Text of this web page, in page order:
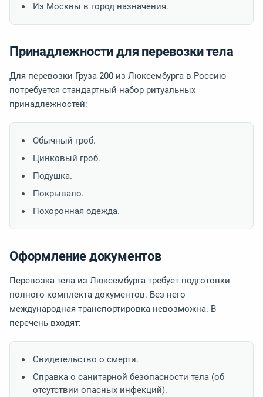
Из Москвы в город назначения.
Принадлежности для перевозки тела
Для перевозки Груза 200 из Люксембурга в Россию
потребуется стандартный набор ритуальных
принадлежностей:
Обычный гроб.
Цинковый гроб.
Подушка.
Покрывало.
Похоронная одежда.
Оформление документов
Перевозка тела из Люксембурга требует подготовки
полного комплекта документов. Без него
международная транспортировка невозможна. В
перечень входят:
Свидетельство о смерти.
Справка о санитарной безопасности тела (об
отсутствии опасных инфекций).